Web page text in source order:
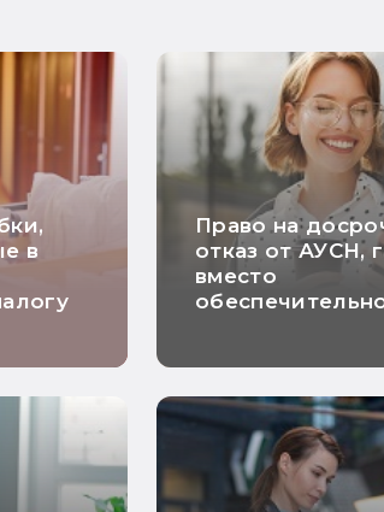
в
Право на
отказ от АУСН,
вместо
хорошие
недели